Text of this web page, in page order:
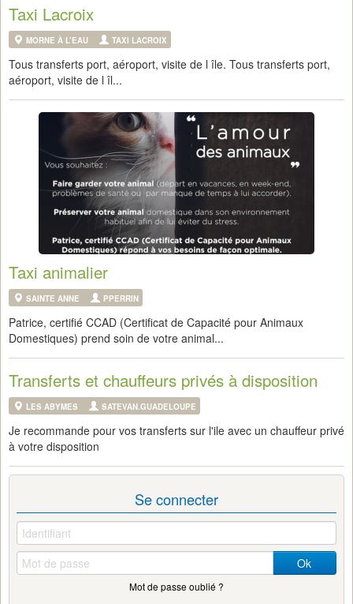
Taxi Lacroix
MORNE À L’EAU TAXI LACROIX
Tous transferts port, aéroport, visite de l île. Tous transferts port,
aéroport, visite de l îl...
Taxi animalier
SAINTE ANNE PPERRIN
Patrice, certifié CCAD (Certificat de Capacité pour Animaux
Domestiques) prend soin de votre animal...
Transferts et chauffeurs privés à disposition
LES ABYMES SATEVAN.GUADELOUPE
Je recommande pour vos transferts sur l'ile avec un chauffeur privé
à votre disposition
Se connecter
Ok
Mot de passe oublié ?